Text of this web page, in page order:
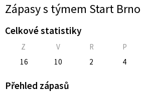
Zápasy s týmem Start Brno
Celkové statistiky
Z V R P
16
10 2 4
Přehled zápasů